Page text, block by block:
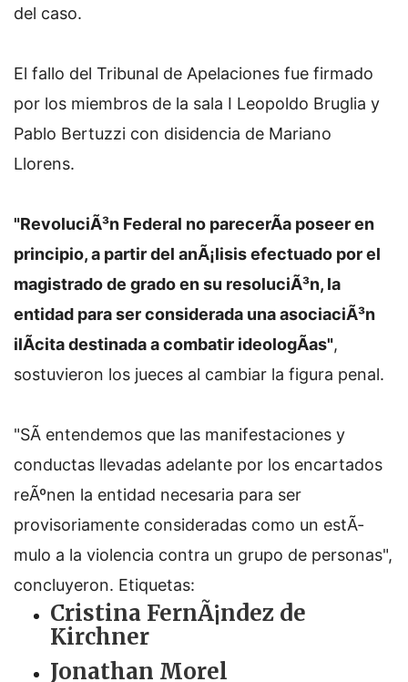
del caso.
El fallo del Tribunal de Apelaciones fue firmado
por los miembros de la sala I Leopoldo Bruglia y
Pablo Bertuzzi con disidencia de Mariano
Llorens.
"RevoluciÃ³n Federal no parecerÃ­a poseer en
principio, a partir del anÃ¡lisis efectuado por el
magistrado de grado en su resoluciÃ³n, la
entidad para ser considerada una asociaciÃ³n
ilÃ­cita destinada a combatir ideologÃ­as",
sostuvieron los jueces al cambiar la figura penal.
"SÃ­ entendemos que las manifestaciones y
conductas llevadas adelante por los encartados
reÃºnen la entidad necesaria para ser
provisoriamente consideradas como un estÃ­
mulo a la violencia contra un grupo de personas",
concluyeron. Etiquetas:
Cristina FernÃ¡ndez de
Kirchner
Jonathan Morel